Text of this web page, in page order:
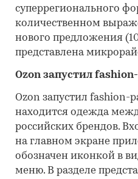
суперрегионального
количественном
нового предложения
представлена
Ozon запустил
Ozon запустил fashion-
находится одежда
российских брендов.
на главном экране
обозначен иконкой в
меню. В разделе